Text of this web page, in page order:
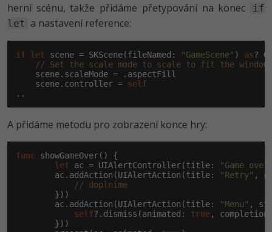
herní scénu, takže přidáme přetypování na konec
if
let a nastavení reference:
if let scene = SKScene(fileNamed: "GameScene" ) as?
// Set the scale mode to scale to fit the window
    scene.scaleMode = .aspectFill
    scene.controller =
self
..
A přidáme metodu pro zobrazení konce hry:
func showGameOver() {
let ac = UIAlertController(title:
"Game
        ac.addAction(UIAlertAction(title:
"Retry" ,
// doplníme
        }))
        ac.addAction(UIAlertAction(title:
"Menu" ,
self?.dismiss(animated: true,
        }))